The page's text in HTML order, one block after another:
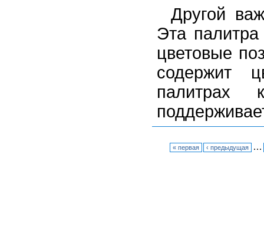
Другой
Эта
цветовые
содержит
« первая ‹ предыдущая …